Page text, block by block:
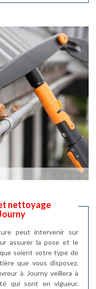
nettoyage
peut intervenir sur
assurer la pose et le
soient votre type de
que vous disposez.
à Journy veillera à
qui sont en vigueur.